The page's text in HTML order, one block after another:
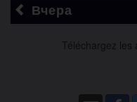
Вчера
Téléchargez les